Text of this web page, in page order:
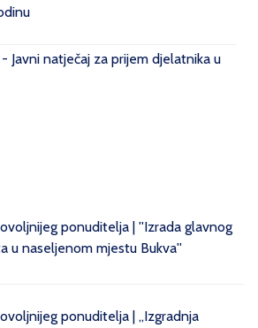
Javni natječaj za prijem djelatnika u
ponuditelja | ''Izrada glavnog
u naseljenom mjestu Bukva''
ponuditelja | „Izgradnja